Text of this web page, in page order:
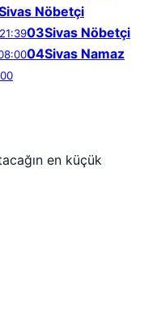
Nöbetçi
03Sivas Nöbetçi
04Sivas Namaz
en küçük